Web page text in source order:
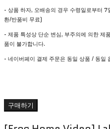
- 상품 하자, 오배송의 경우 수령일로부터 7
환/반품비 무료)
- 제품 특성상 단순 변심, 부주의에 의한 제
품이 불가합니다.
- 네이버페이 결제 주문은 동일 상품 / 동일
구매하기